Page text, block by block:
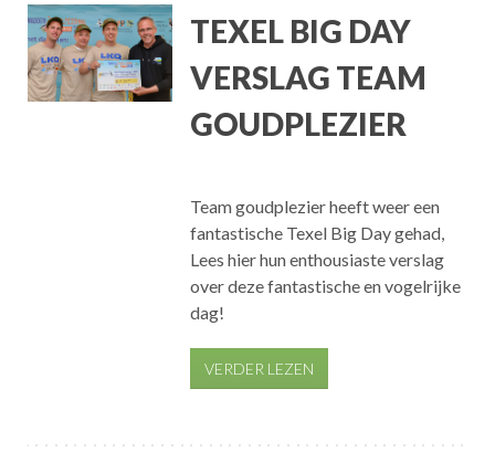
TEXEL BIG DAY
VERSLAG TEAM
GOUDPLEZIER
Team goudplezier heeft weer een
fantastische Texel Big Day gehad,
Lees hier hun enthousiaste verslag
over deze fantastische en vogelrijke
dag!
VERDER LEZEN